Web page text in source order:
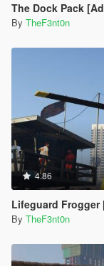
The Dock Pack
By TheF3nt0n
4.86
Lifeguard Frogger
By TheF3nt0n